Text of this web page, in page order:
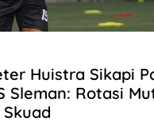
Huistra Sikapi
Sleman: Rotasi